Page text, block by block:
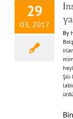
29
03, 2017
By
Şili